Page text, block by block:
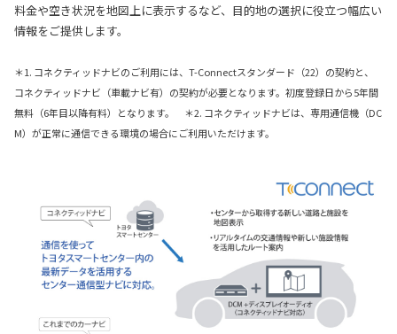
料金や空き状況を地図上に表示するなど、目的地の選択に役立つ幅広い
情報をご提供します。
＊1. コネクティッドナビのご利用には、T-Connectスタンダード（22）の契約と、
コネクティッドナビ（車載ナビ有）の契約が必要となります。初度登録日から5年間
無料（6年目以降有料）となります。 ＊2. コネクティッドナビは、専用通信機（DC
M）が正常に通信できる環境の場合にご利用いただけます。